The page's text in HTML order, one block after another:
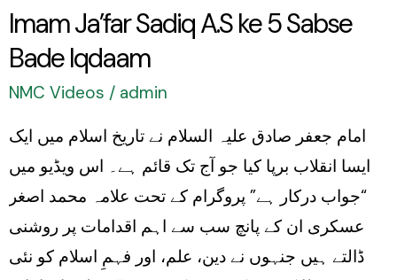
Imam Ja’far Sadiq A.S ke 5 Sabse
Bade Iqdaam
NMC Videos / admin
امام جعفر صادق علیہ السلام نے تاریخ اسلام میں ایک
ایسا انقلاب برپا کیا جو آج تک قائم ہے۔ اس ویڈیو میں
“جواب درکار ہے” پروگرام کے تحت علامہ محمد اصغر
عسکری ان کے پانچ سب سے اہم اقدامات پر روشنی
ڈالتے ہیں جنہوں نے دین، علم، اور فہمِ اسلام کو نئی